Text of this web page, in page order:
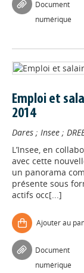
Document
numérique
Emploi et
2014
Dares ; Insee ;
L’Insee, en
avec cette
un panorama
présente sous
actifs occ[...]
Ajouter au
Document
numérique